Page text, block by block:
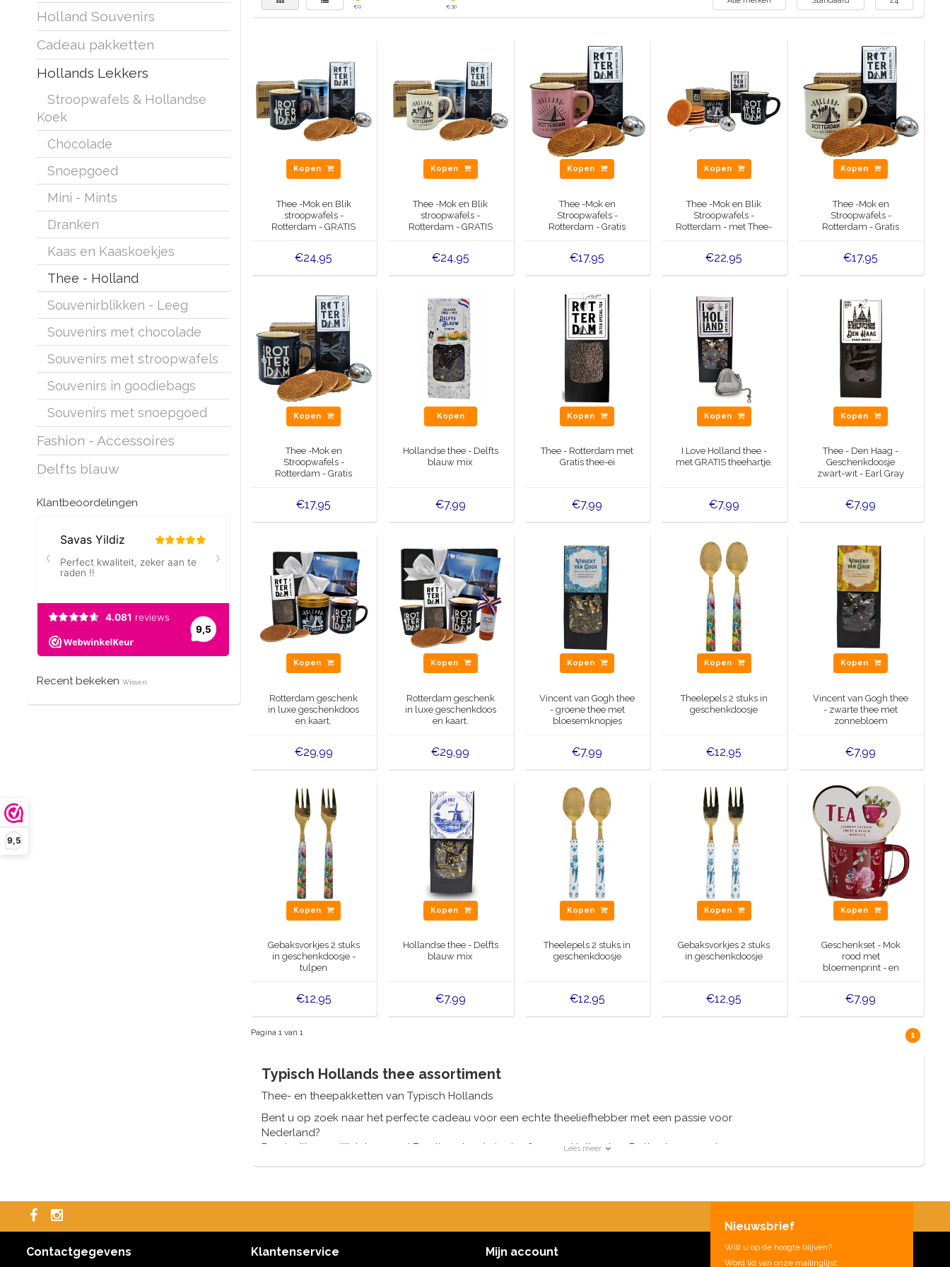
9,5
Holland Souvenirs
Cadeau pakketten
Hollands Lekkers
Stroopwafels & Hollandse
Koek
Chocolade
Snoepgoed
Mini - Mints
Dranken
Kaas en Kaaskoekjes
Thee - Holland
Souvenirblikken - Leeg
Souvenirs met chocolade
Souvenirs met stroopwafels
Souvenirs in goodiebags
Souvenirs met snoepgoed
Fashion - Accessoires
Delfts blauw
Klantbeoordelingen
Recent bekeken Wissen
€0 €30
Kopen
Thee -Mok en Blik
stroopwafels -
Rotterdam - GRATIS
€24,95
Kopen
Thee -Mok en Blik
stroopwafels -
Rotterdam - GRATIS
€24,95
Kopen
Thee -Mok en
Stroopwafels -
Rotterdam - Gratis
€17,95
Kopen
Thee -Mok en Blik
Stroopwafels -
Rotterdam - met Thee-
€22,95
Kopen
Thee -Mok en
Stroopwafels -
Rotterdam - Gratis
€17,95
Kopen
Thee -Mok en
Stroopwafels -
Rotterdam - Gratis
€17,95
Kopen
Hollandse thee - Delfts
blauw mix
€7,99
Kopen
Thee - Rotterdam met
Gratis thee-ei
€7,99
Kopen
I Love Holland thee -
met GRATIS theehartje.
€7,99
Kopen
Thee - Den Haag -
Geschenkdoosje
zwart-wit - Earl Gray
€7,99
Kopen
Rotterdam geschenk
in luxe geschenkdoos
en kaart.
€29,99
Kopen
Rotterdam geschenk
in luxe geschenkdoos
en kaart.
€29,99
Kopen
Vincent van Gogh thee
- groene thee met
bloesemknopjes
€7,99
Kopen
Theelepels 2 stuks in
geschenkdoosje
€12,95
Kopen
Vincent van Gogh thee
- zwarte thee met
zonnebloem
€7,99
Kopen
Gebaksvorkjes 2 stuks
in geschenkdoosje -
tulpen
€12,95
Kopen
Hollandse thee - Delfts
blauw mix
€7,99
Kopen
Theelepels 2 stuks in
geschenkdoosje
€12,95
Kopen
Gebaksvorkjes 2 stuks
in geschenkdoosje
€12,95
Kopen
Geschenkset - Mok
rood met
bloemenprint - en
€7,99
Pagina 1 van 1 1
Typisch Hollands thee assortiment
Thee- en theepakketten van Typisch Hollands
Bent u op zoek naar het perfecte cadeau voor een echte theeliefhebber met een passie voor
Nederland?
Dan is dit mogelijk iets voor u! Een theedoosje in de sfeer van Holland en Rotterdam,sommigen
Lees meer
Contactgegevens Klantenservice Mijn account
Nieuwsbrief
Wilt u op de hoogte blijven?
Word lid van onze mailinglijst: